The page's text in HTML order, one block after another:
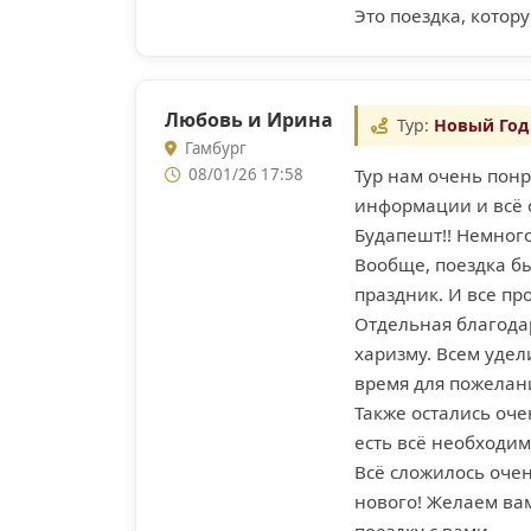
Это поездка,
Любовь и Ирина
Гамбург
08/01/26 17:58
Тур: Новый
Тур нам очень
информации и всё
Будапешт!!
Вообще, поездка
праздник. И все
Отдельная
харизму. Всем
время для
Также остались
есть всё
Всё сложилось
нового! Желаем